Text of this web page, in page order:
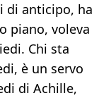
di anticipo, ha
piano, voleva
Chi sta
è un servo
di Achille,